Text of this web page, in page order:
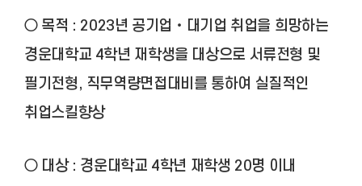
○ 목적 : 2023년 공기업‧대기업 취업을 희망하는
경운대학교 4학년 재학생을 대상으로 서류전형 및
필기전형, 직무역량면접대비를 통하여 실질적인
취업스킬향상
○ 대상 : 경운대학교 4학년 재학생 20명 이내